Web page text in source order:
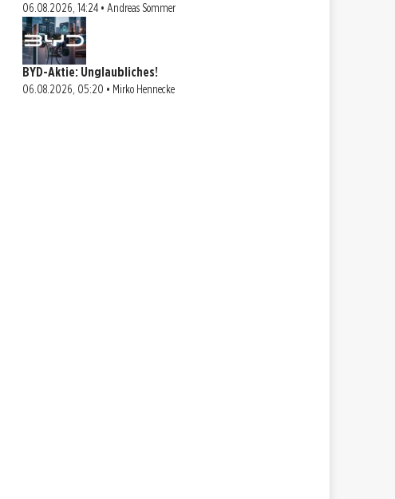
06.08.2026, 14:24 • Andreas Sommer
BYD-Aktie: Unglaubliches!
06.08.2026, 05:20 • Mirko Hennecke